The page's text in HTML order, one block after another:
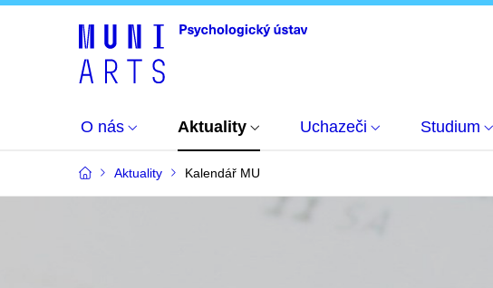
O nás Aktuality Uchazeči Studium
Aktuality Kalendář MU